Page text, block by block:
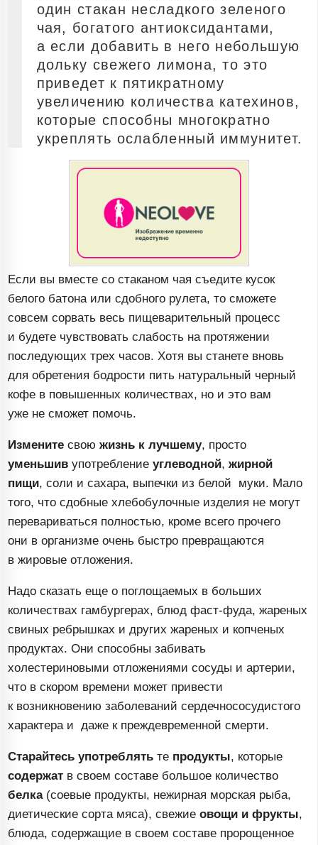
один стакан несладкого зеленого
чая, богатого антиоксидантами,
а если добавить в него небольшую
дольку свежего лимона, то это
приведет к пятикратному
увеличению количества катехинов,
которые способны многократно
укреплять ослабленный иммунитет.
Если вы вместе со стаканом чая съедите кусок
белого батона или сдобного рулета, то сможете
совсем сорвать весь пищеварительный процесс
и будете чувствовать слабость на протяжении
последующих трех часов. Хотя вы станете вновь
для обретения бодрости пить натуральный черный
кофе в повышенных количествах, но и это вам
уже не сможет помочь.
Измените своюжизнь к лучшему, просто
уменьшив употреблениеуглеводной,жирной
пищи, соли и сахара, выпечки из белой муки. Мало
того, что сдобные хлебобулочные изделия не могут
перевариваться полностью, кроме всего прочего
они в организме очень быстро превращаются
в жировые отложения.
Надо сказать еще о поглощаемых в больших
количествах гамбургерах, блюдфаст-фуда, жареных
свиных ребрышках и других жареных и копченых
продуктах. Они способны забивать
холестериновыми отложениями сосуды и артерии,
что в скором времени может привести
к возникновению заболеваний сердечнососудистого
характера и даже к преждевременной смерти.
Старайтесь употреблять те продукты, которые
содержат в своем составе большое количество
белка(соевые продукты, нежирная морская рыба,
диетические сорта мяса), свежиеовощи и фрукты,
блюда, содержащие в своем составе пророщенное